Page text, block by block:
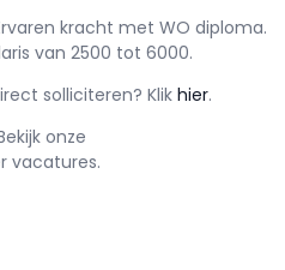
kracht met WO diploma.
van 2500 tot 6000.
irect solliciteren? Klik hier.
onze
vacatures.